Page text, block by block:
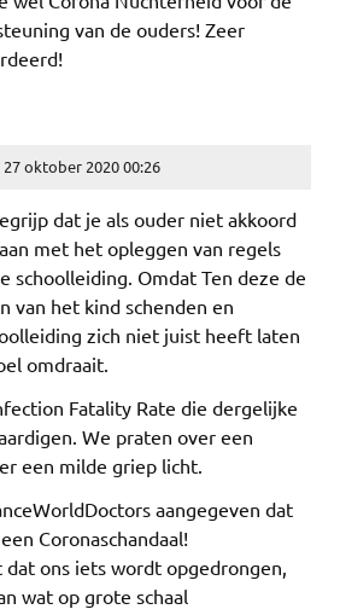
van de ouders! Zeer
27 oktober 2020 00:26
dat je als ouder niet akkoord
met het opleggen van regels
schoolleiding. Omdat Ten deze de
van het kind schenden en
zich niet juist heeft laten
omdraait.
Fatality Rate die dergelijke
We praten over een
een milde griep licht.
aangegeven dat
Coronaschandaal!
ons iets wordt opgedrongen,
wat op grote schaal